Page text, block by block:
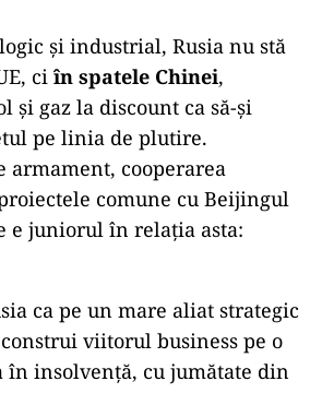
și industrial, Rusia nu stă
ci în spatele Chinei,
și gaz la discount ca să-și
pe linia de plutire.
armament, cooperarea
comune cu Beijingul
e juniorul în relația asta:
ca pe un mare aliat strategic
viitorul business pe o
în insolvență, cu jumătate din